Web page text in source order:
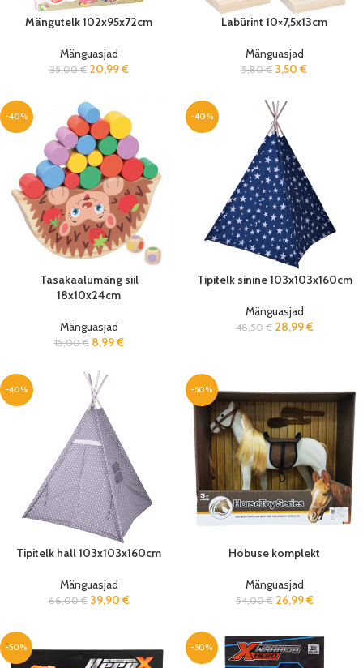
Mängutelk 102x95x72cm
Mänguasjad
35,00€ 20,99€
Labürint 10×7,5x13cm
Mänguasjad
5,80€ 3,50 €
-40%
Tasakaalumäng siil
18x10x24cm
Mänguasjad
15,00€ 8,99€
-40%
Tipitelk sinine 103x103x160cm
Mänguasjad
48,50€ 28,99€
-40%
Tipitelk hall 103x103x160cm
Mänguasjad
66,00€ 39,90 €
-50%
Hobuse komplekt
Mänguasjad
54,00€ 26,99€
-50% -50%